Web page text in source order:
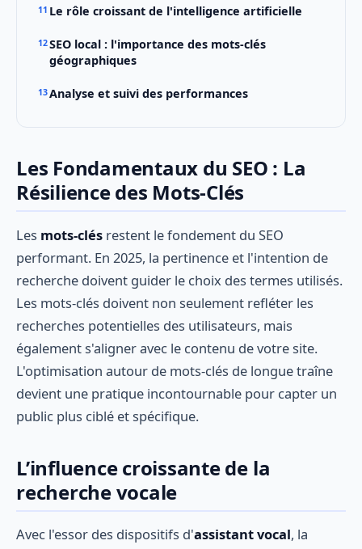
Le rôle croissant de l'intelligence artificielle
SEO local : l'importance des mots-clés
géographiques
Analyse et suivi des performances
Les Fondamentaux du SEO : La
Résilience des Mots-Clés
Les mots-clés restent le fondement du SEO
performant. En 2025, la pertinence et l'intention de
recherche doivent guider le choix des termes utilisés.
Les mots-clés doivent non seulement refléter les
recherches potentielles des utilisateurs, mais
également s'aligner avec le contenu de votre site.
L'optimisation autour de mots-clés de longue traîne
devient une pratique incontournable pour capter un
public plus ciblé et spécifique.
L’influence croissante de la
recherche vocale
Avec l'essor des dispositifs d'assistant vocal, la